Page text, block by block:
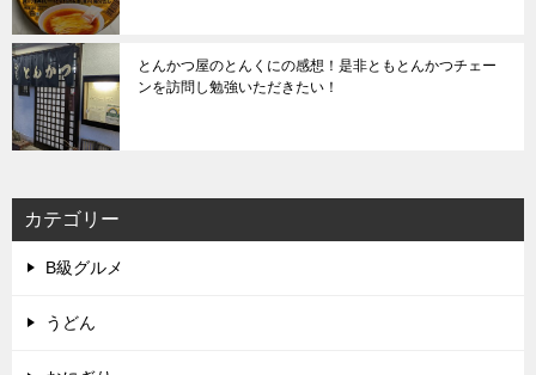
とんかつ屋のとんくにの感想！是非ともとんかつチェー
ンを訪問し勉強いただきたい！
カテゴリー
B級グルメ
うどん